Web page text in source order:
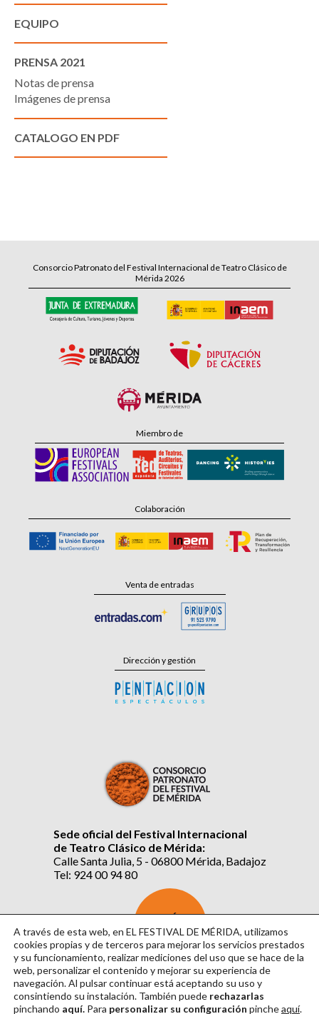
EQUIPO
PRENSA 2021
Notas de prensa
Imágenes de prensa
CATALOGO EN PDF
Consorcio Patronato del Festival Internacional de Teatro Clásico de
Mérida 2026
Miembro de
Colaboración
Venta de entradas
Dirección y gestión
Sede oficial del Festival Internacional
de Teatro Clásico de Mérida:
Calle Santa Julia, 5 - 06800 Mérida, Badajoz
Tel: 924 00 94 80
SUSCRÍBETE
AL BOLETÍN
A través de esta web, en EL FESTIVAL DE MÉRIDA, utilizamos
cookies propias y de terceros para mejorar los servicios prestados
y su funcionamiento, realizar mediciones del uso que se hace de la
web, personalizar el contenido y mejorar su experiencia de
navegación. Al pulsar continuarestá aceptando su uso y
consintiendo su instalación. También puede rechazarlas
pinchando aquí. Para personalizar su configuración pincheaquí.